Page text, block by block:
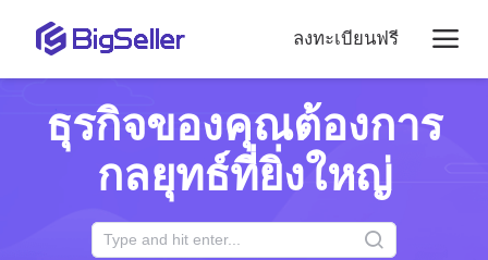
ลงทะเบียนฟรี
ธุรกิจของคุณต้องการ
กลยุทธ์ที่ยิ่งใหญ่